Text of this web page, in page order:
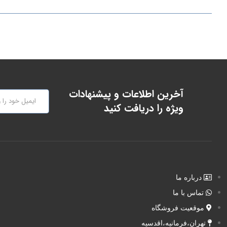
آخرین اطلاعات و پیشنهادات
ویژه را دریافت کنید
درباره ما
تماس با ما
موقعیت فروشگاه
تهران،فرمانیه،اقدسیه